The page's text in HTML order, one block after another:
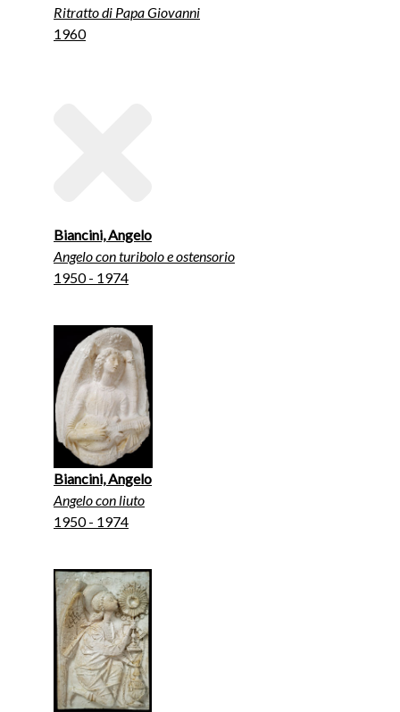
Ritratto di Papa Giovanni
1960
Biancini, Angelo
Angelo con turibolo e ostensorio
1950 - 1974
Biancini, Angelo
Angelo con liuto
1950 - 1974